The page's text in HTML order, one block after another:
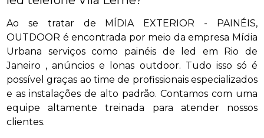
Ao se tratar de MÍDIA EXTERIOR - PAINÉIS,
OUTDOOR é encontrada por meio da empresa Mídia
Urbana serviços como painéis de led em Rio de
Janeiro , anúncios e lonas outdoor. Tudo isso só é
possível graças ao time de profissionais especializados
e as instalações de alto padrão. Contamos com uma
equipe altamente treinada para atender nossos
clientes.